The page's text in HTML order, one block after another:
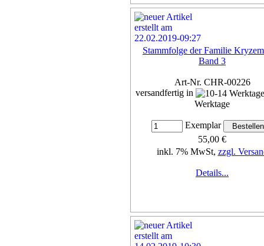
Stammfolge der Familie
Band 3
Art-Nr. CHR-00226
versandfertig in
Werktage
Exemplar
55,00 €
inkl. 7% MwSt, zzgl.
Details...